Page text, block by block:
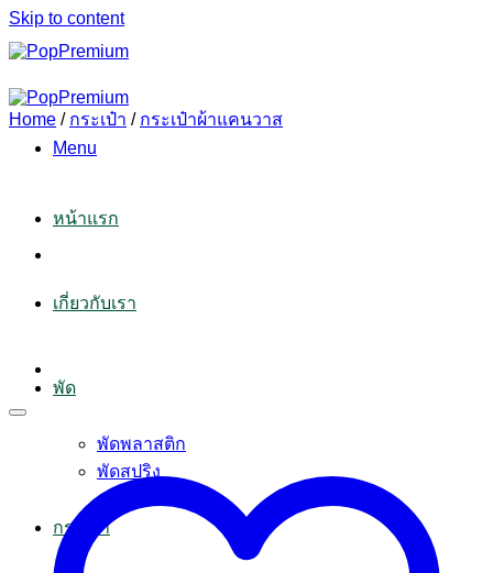
Skip to content
Menu
หน้าแรก
เกี่ยวกับเรา
พัด
พัดพลาสติก
พัดสปริง
กระเป๋า
Home / กระเป๋า / กระเป๋าผ้าแคนวาส